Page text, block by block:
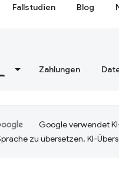
Fallstudien Blog
Zahlungen
Google verwendet
zu übersetzen. KI-